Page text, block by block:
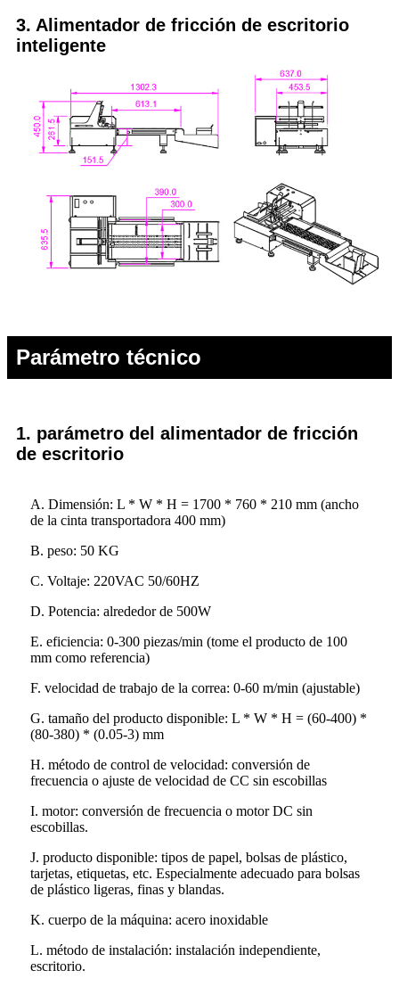
3. Alimentador de fricción de escritorio
inteligente
Parámetro técnico
1. parámetro del alimentador de fricción
de escritorio
A. Dimensión: L * W * H = 1700 * 760 * 210 mm (ancho
de la cinta transportadora 400 mm)
B. peso: 50 KG
C. Voltaje: 220VAC 50/60HZ
D. Potencia: alrededor de 500W
E. eficiencia: 0-300 piezas/min (tome el producto de 100
mm como referencia)
F. velocidad de trabajo de la correa: 0-60 m/min (ajustable)
G. tamaño del producto disponible: L * W * H = (60-400) *
(80-380) * (0.05-3) mm
H. método de control de velocidad: conversión de
frecuencia o ajuste de velocidad de CC sin escobillas
I. motor: conversión de frecuencia o motor DC sin
escobillas.
J. producto disponible: tipos de papel, bolsas de plástico,
tarjetas, etiquetas, etc. Especialmente adecuado para bolsas
de plástico ligeras, finas y blandas.
K. cuerpo de la máquina: acero inoxidable
L. método de instalación: instalación independiente,
escritorio.